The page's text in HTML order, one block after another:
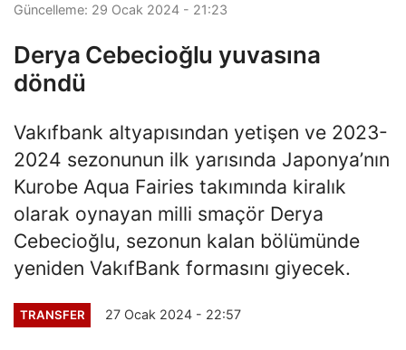
Güncelleme: 29 Ocak 2024 - 21:23
Derya Cebecioğlu yuvasına
döndü
Vakıfbank altyapısından yetişen ve 2023-
2024 sezonunun ilk yarısında Japonya’nın
Kurobe Aqua Fairies takımında kiralık
olarak oynayan milli smaçör Derya
Cebecioğlu, sezonun kalan bölümünde
yeniden VakıfBank formasını giyecek.
TRANSFER 27 Ocak 2024 - 22:57